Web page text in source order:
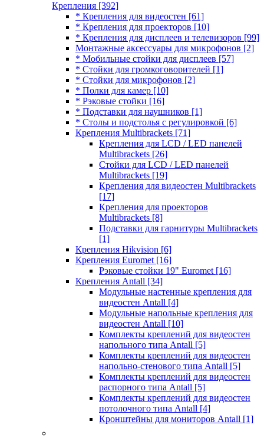
Крепления [392]
* Крепления для видеостен [61]
* Крепления для проекторов [10]
* Крепления для дисплеев и телевизоров [99]
Монтажные аксессуары для микрофонов [2]
* Мобильные стойки для дисплеев [57]
* Стойки для громкоговорителей [1]
* Стойки для микрофонов [2]
* Полки для камер [10]
* Рэковые стойки [16]
* Подставки для наушников [1]
* Столы и подстолья с регулировкой [6]
Крепления Multibrackets [71]
Крепления для LCD / LED панелей
Multibrackets [26]
Стойки для LCD / LED панелей
Multibrackets [19]
Крепления для видеостен Multibrackets
[17]
Крепления для проекторов
Multibrackets [8]
Подставки для гарнитуры Multibrackets
[1]
Крепления Hikvision [6]
Крепления Euromet [16]
Рэковые стойки 19" Euromet [16]
Крепления Antall [34]
Модульные настенные крепления для
видеостен Antall [4]
Модульные напольные крепления для
видеостен Antall [10]
Комплекты креплений для видеостен
напольного типа Antall [5]
Комплекты креплений для видеостен
напольно-стенового типа Antall [5]
Комплекты креплений для видеостен
распорного типа Antall [5]
Комплекты креплений для видеостен
потолочного типа Antall [4]
Кронштейны для мониторов Antall [1]